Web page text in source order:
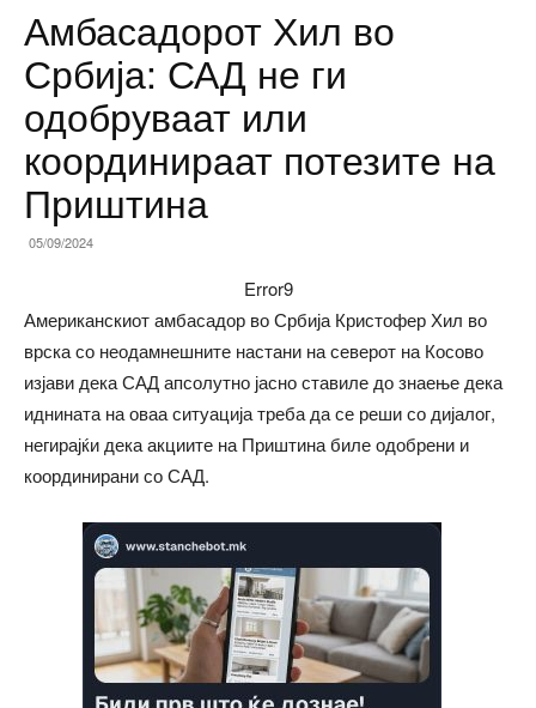
Амбасадорот Хил во
Србија: САД не ги
одобруваат или
координираат потезите на
Приштина
05/09/2024
Error9
Американскиот амбасадор во Србија Кристофер Хил во
врска со неодамнешните настани на северот на Косово
изјави дека САД апсолутно јасно ставиле до знаење дека
иднината на оваа ситуација треба да се реши со дијалог,
негирајќи дека акциите на Приштина биле одобрени и
координирани со САД.